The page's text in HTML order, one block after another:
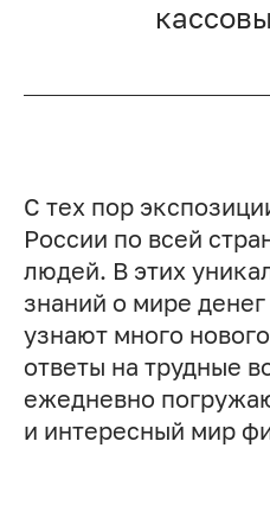
С тех пор
России по всей
людей. В этих
знаний о мире
узнают много
ответы на трудные
ежедневно
и интересный мир